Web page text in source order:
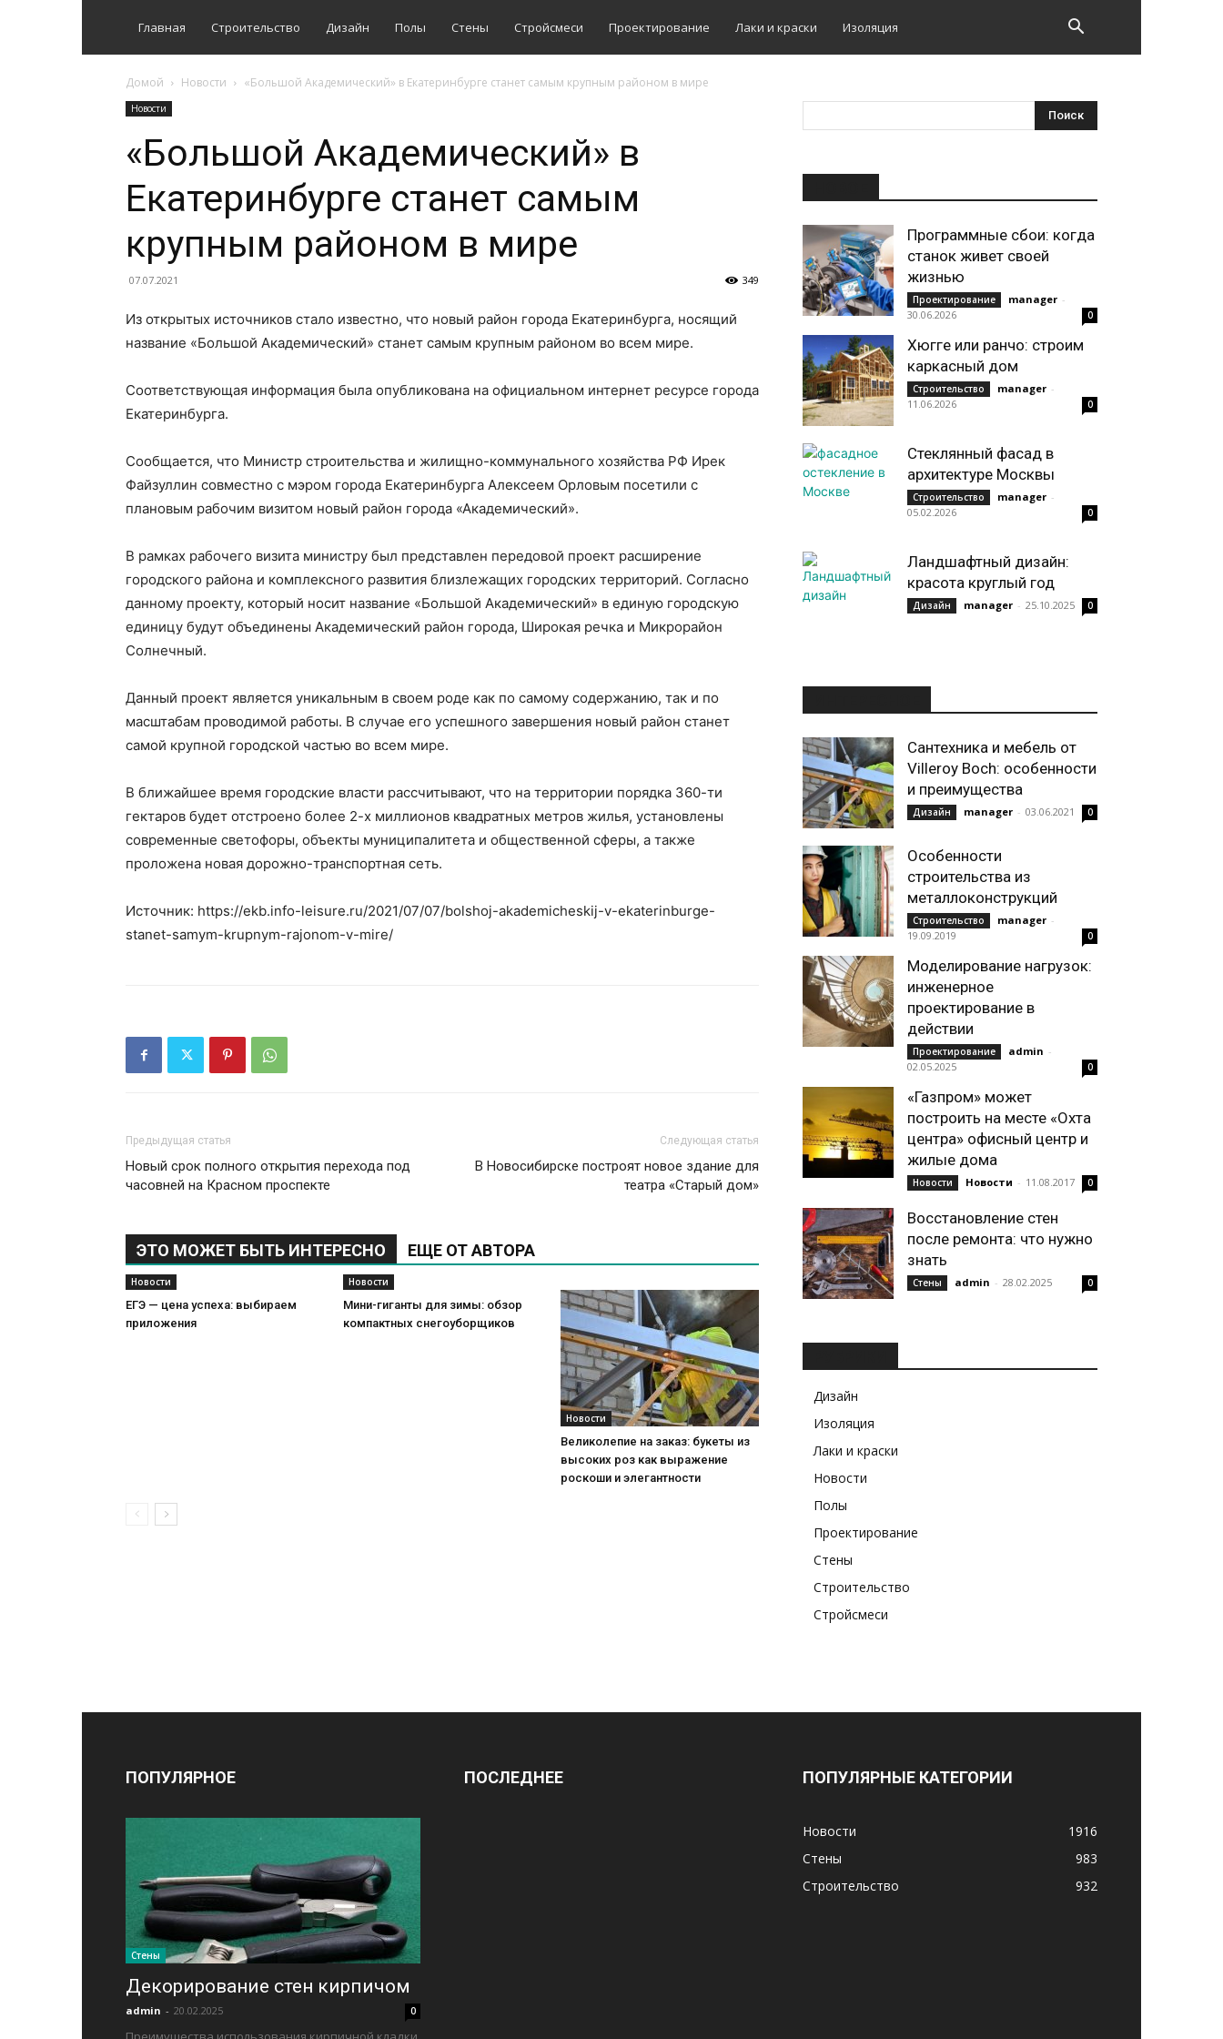
Главная Строительство Дизайн Полы Стены Стройсмеси Проектирование Лаки и краски Изоляция
Домой Новости «Большой Академический» в Екатеринбурге станет самым крупным районом в мире
Новости
«Большой Академический» в
Екатеринбурге станет самым
крупным районом в мире
07.07.2021 349
Из открытых источников стало известно, что новый район города Екатеринбурга, носящий
название «Большой Академический» станет самым крупным районом во всем мире.
Соответствующая информация была опубликована на официальном интернет ресурсе города
Екатеринбурга.
Сообщается, что Министр строительства и жилищно-коммунального хозяйства РФ Ирек
Файзуллин совместно с мэром города Екатеринбурга Алексеем Орловым посетили с
плановым рабочим визитом новый район города «Академический».
В рамках рабочего визита министру был представлен передовой проект расширение
городского района и комплексного развития близлежащих городских территорий. Согласно
данному проекту, который носит название «Большой Академический» в единую городскую
единицу будут объединены Академический район города, Широкая речка и Микрорайон
Солнечный.
Данный проект является уникальным в своем роде как по самому содержанию, так и по
масштабам проводимой работы. В случае его успешного завершения новый район станет
самой крупной городской частью во всем мире.
В ближайшее время городские власти рассчитывают, что на территории порядка 360-ти
гектаров будет отстроено более 2-х миллионов квадратных метров жилья, установлены
современные светофоры, объекты муниципалитета и общественной сферы, а также
проложена новая дорожно-транспортная сеть.
Источник: https://ekb.info-leisure.ru/2021/07/07/bolshoj-akademicheskij-v-ekaterinburge-
stanet-samym-krupnym-rajonom-v-mire/
Предыдущая статья
Новый срок полного открытия перехода под
часовней на Красном проспекте
Следующая статья
В Новосибирске построят новое здание для
театра «Старый дом»
ЭТО МОЖЕТ БЫТЬ ИНТЕРЕСНО ЕЩЕ ОТ АВТОРА
Новости
ЕГЭ — цена успеха: выбираем
приложения
Новости
Мини-гиганты для зимы: обзор
компактных снегоуборщиков
Новости
Великолепие на заказ: букеты из
высоких роз как выражение
роскоши и элегантности
Программные сбои: когда
станок живет своей
жизнью
Проектирование manager -
30.06.2026
0
Хюгге или ранчо: строим
каркасный дом
Строительство manager -
11.06.2026
0
Стеклянный фасад в
архитектуре Москвы
Строительство manager -
05.02.2026
0
Ландшафтный дизайн:
красота круглый год
Дизайн manager - 25.10.2025 0
Сантехника и мебель от
Villeroy Boch: особенности
и преимущества
Дизайн manager - 03.06.2021 0
Особенности
строительства из
металлоконструкций
Строительство manager -
19.09.2019
0
Моделирование нагрузок:
инженерное
проектирование в
действии
Проектирование admin -
02.05.2025
0
«Газпром» может
построить на месте «Охта
центра» офисный центр и
жилые дома
Новости Новости - 11.08.2017 0
Восстановление стен
после ремонта: что нужно
знать
Стены admin - 28.02.2025 0
Дизайн
Изоляция
Лаки и краски
Новости
Полы
Проектирование
Стены
Строительство
Стройсмеси
ПОПУЛЯРНОЕ
Стены
Декорирование стен кирпичом
admin - 20.02.2025 0
ПОСЛЕДНЕЕ ПОПУЛЯРНЫЕ КАТЕГОРИИ
Новости
1916
Стены
983
Строительство
932